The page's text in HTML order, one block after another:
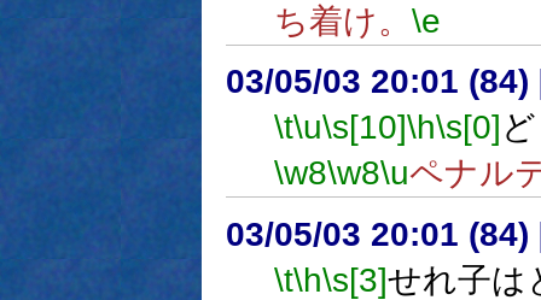
ち着け。 \e
03/05/03 20:01 (84)
\t\u\s[10]\h\s[0]
\w8\w8\uペナル
03/05/03 20:01 (84)
\t\h\s[3]せれ子は